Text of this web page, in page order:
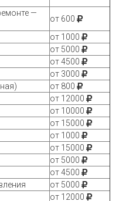
—
от 600
от 1000
от 5000
от 4500
от 3000
от 800
от 12000
от 10000
от 15000
от 1000
от 15000
от 5000
от 4500
от 5000
от 12000